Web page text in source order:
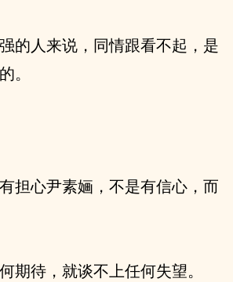
的人来说，同情跟看不起，是
。
担心尹素婳，不是有信心，而
期待，就谈不上任何失望。